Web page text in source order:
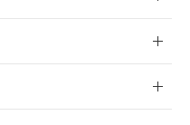
登録